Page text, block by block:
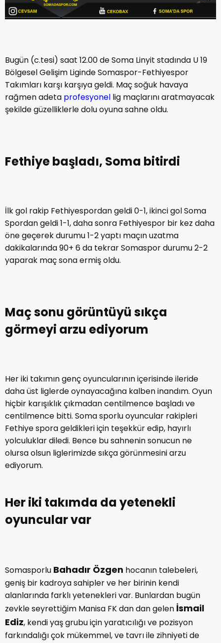
Bugün (c.tesi) saat 12.00 de Soma Linyit stadında U 19
Bölgesel Gelişim Liginde Somaspor-Fethiyespor
Takımları karşı karşıya geldi. Maç soğuk havaya
rağmen adeta profesyonel lig maçlarını aratmayacak
şekilde güzelliklerle dolu oyuna sahne oldu.
Fethiye başladı, Soma bitirdi
İlk gol rakip Fethiyespordan geldi 0-1, ikinci gol Soma
Spordan geldi 1-1, daha sonra Fethiyespor bir kez daha
öne geçerek durumu 1-2 yaptı maçın uzatma
dakikalarında 90+ 6 da tekrar Somaspor durumu 2-2
yaparak maç sona ermiş oldu.
Maç sonu görüntüyü sıkça
görmeyi arzu ediyorum
Her iki takımın genç oyuncularının içerisinde ileride
daha üst liglerde oynayacağına kalben inandım. Oyun
hiçbir karışıklık çıkmadan centilmence başladı ve
centilmence bitti. Soma sporlu oyuncular rakipleri
Fethiye spora geldikleri için teşekkür edip, hayırlı
yolculuklar diledi. Bence bu sahnenin sonucun ne
olursa olsun liglerimizde sıkça görünmesini arzu
ediyorum.
Her iki takımda da yetenekli
oyuncular var
Somasporlu Bahadır Özgen hocanın talebeleri,
geniş bir kadroya sahipler ve her birinin kendi
alanlarında farklı yetenekleri var. Bunlardan bugün
zevkle seyrettiğim Manisa FK dan dan gelen İsmail
Ediz, kendi yaş grubu için yaratıcılığı ve pozisyon
farkındalığı çok mükemmel, ve tavrı ile zihniyeti de